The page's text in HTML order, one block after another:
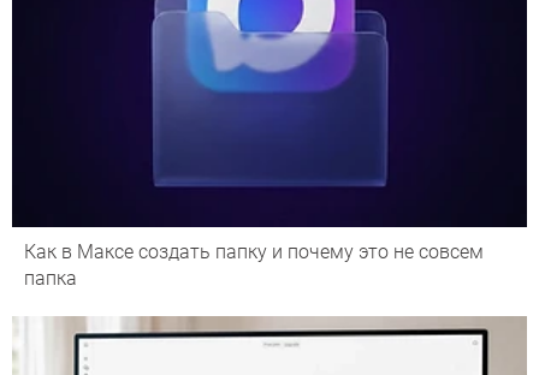
Как в Максе создать папку и почему это не совсем
папка